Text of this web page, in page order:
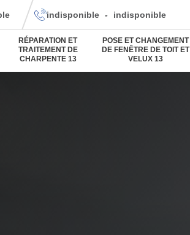
indisponible - indisponible
RÉPARATION ET
TRAITEMENT DE
CHARPENTE 13
POSE ET CHANGEMENT
DE FENÊTRE DE TOIT ET
VELUX 13